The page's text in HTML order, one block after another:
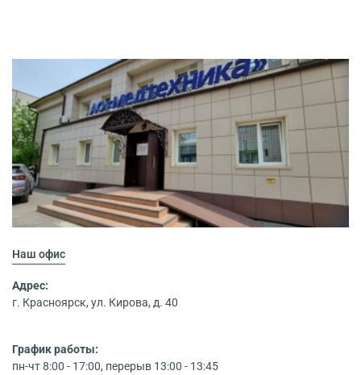
Наш офис
Адрес:
г. Красноярск, ул. Кирова, д. 40
График работы:
пн-чт 8:00 - 17:00, перерыв 13:00 - 13:45